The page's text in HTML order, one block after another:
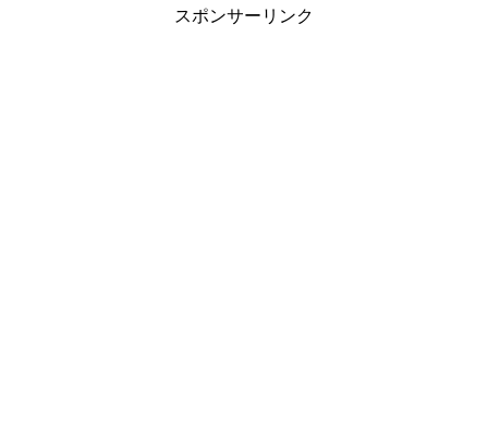
スポンサーリンク